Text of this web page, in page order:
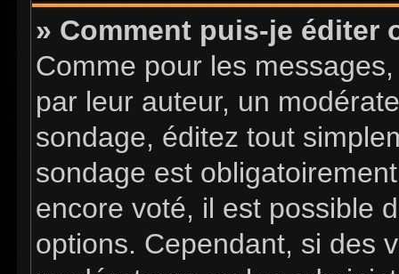
» Comment puis-je éditer
Comme pour les
par leur auteur, un
sondage, éditez tout
sondage est
encore voté, il est possible
options. Cependant, si des